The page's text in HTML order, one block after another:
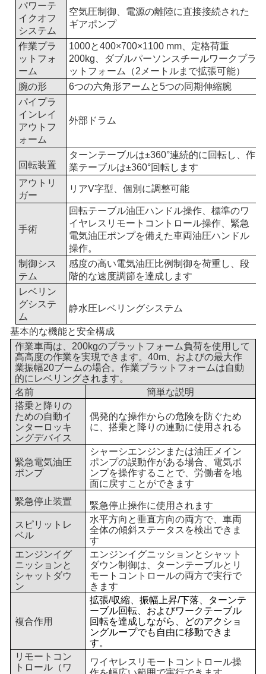
パワーテ
イクオフ
システム
空気圧制御、電源の離陸に直接接続された
ギアポンプ
作業プラ
ットフォ
ーム
1000と400×700×1100 mm、定格荷重
200kg、ダブルパーソンスチールワークプラ
ットフォーム（2メートルまで拡張可能）
腕の形
6つの六角形アームと5つの同期伸縮腕
パイプラ
インレイ
アウトフ
ォーム
外部ドラム
回転装置
ターンテーブルは±360°連続的に回転し、作
業テーブルは±360°回転します
アウトリ
ガー
リアV字型、個別に調整可能
手術
回転テーブル油圧ハンドル操作、標準のワ
イヤレスリモートコントロール操作、緊急
電気油圧ポンプを備えた車両油圧ハンドル
操作。
制御シス
テム
感度の高い電気油圧比例制御を荷重し、段
階的な速度調節を達成します
レベリン
グシステ
ム
静水圧レベリングシステム
基本的な機能と安全構成
作業車両は、200kgのプラットフォーム負荷を使用して
高高度の作業を実現できます。40m、およびの最大作
業振幅20ブームの場合。作業プラットフォームは自動
的にレベリングされます。
名前
簡単な説明
搭乗と降りの
ための自動イ
ンターロッキ
ングデバイス
偶発的な操作からの危険を防ぐため
に、搭乗と降りの連動に使用される
緊急電気油圧
ポンプ
シャーシエンジンまたは油圧メイン
ポンプの誤動作がある場合、電気ポ
ンプを操作することで、労働者を地
面に戻すことができます
緊急停止装置
緊急停止操作に使用されます
スピリットレ
ベル
水平方向と垂直方向の両方で、車両
全体の傾斜ステータスを検出できま
す
エンジンイグ
ニッションと
シャットダウ
ン
エンジンイグニッションとシャット
ダウン制御は、ターンテーブルとリ
モートコントロールの両方で実行で
きます
複合作用
拡張/収縮、振幅上昇/下落、ターンテ
ーブル回転、およびワークテーブル
回転を達成しながら、どのアクショ
ングループでも自由に移動できま
す。
リモートコン
トロール（ワ
ワイヤレスリモートコントロール操